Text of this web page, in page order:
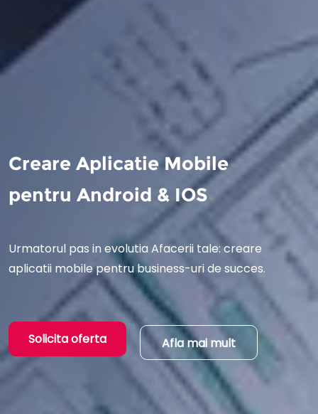
Creare Aplicatie Mobile
pentru Android & IOS
Urmatorul pas in evolutia Afacerii tale: creare
aplicatii mobile pentru business-uri de succes.
Solicita oferta Afla mai mult